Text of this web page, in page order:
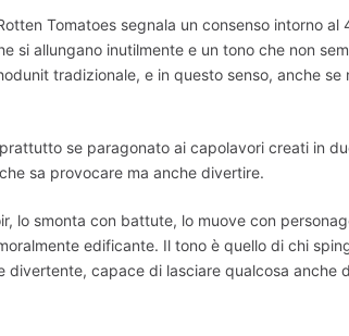
Tomatoes segnala un consenso intorno
si allungano inutilmente e un tono che non
tradizionale, e in questo senso, anche
se paragonato ai capolavori creati in
sa provocare ma anche divertire.
lo smonta con battute, lo muove con
edificante. Il tono è quello di chi
capace di lasciare qualcosa anche